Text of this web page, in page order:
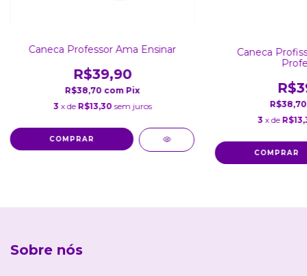
Caneca Professor Ama Ensinar
R$39,90
R$38,70 com Pix
3 x de R$13,30 sem juros
COMPRAR
Caneca
3 x de
COMPRAR
Sobre nós